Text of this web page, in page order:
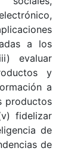
a los
evaluar
y
a
productos
fidelizar
de
de